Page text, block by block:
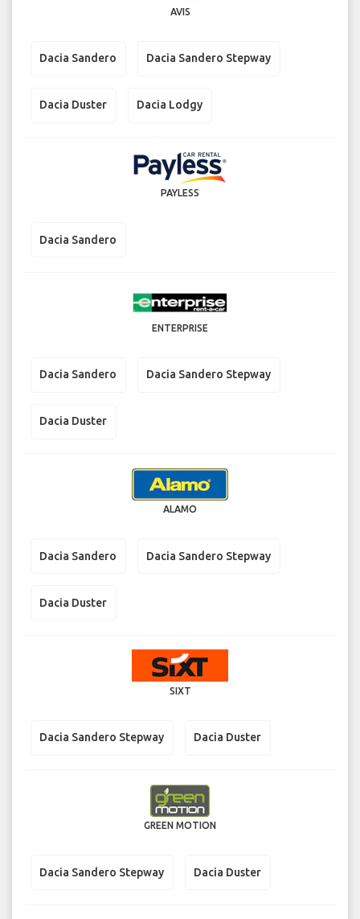
AVIS
Dacia Sandero Dacia Sandero Stepway
Dacia Duster Dacia Lodgy
PAYLESS
Dacia Sandero
ENTERPRISE
Dacia Sandero Dacia Sandero Stepway
Dacia Duster
ALAMO
Dacia Sandero Dacia Sandero Stepway
Dacia Duster
SIXT
Dacia Sandero Stepway Dacia Duster
GREEN MOTION
Dacia Sandero Stepway Dacia Duster